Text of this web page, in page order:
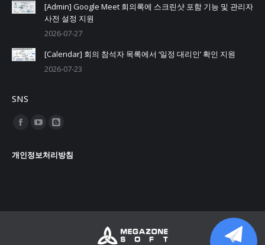
[Admin] Google Meet 회의록에 스크린샷 포함 기능 및 관리자
사전 설정 지원
2026-07-27
[Calendar] 회의 참석자 목록에서 ‘일정 대리인’ 확인 지원
2026-07-23
SNS
Find us on:
Facebook
opens
YouTube
opens
Blogger
opens
개인정보처리방침